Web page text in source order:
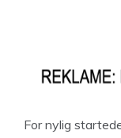
For nylig